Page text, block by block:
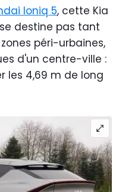
Ioniq 5, cette Kia
destine pas tant
péri-urbaines,
d'un centre-ville :
les 4,69 m de long